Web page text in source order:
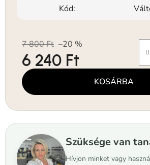
Kód:
7 800 Ft –20 %
6 240 Ft
Egységár: KOSÁRBA
Szüksége van
Hívjon minket vagy